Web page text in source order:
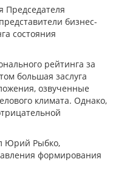
Председателя
бизнес-
состояния
рейтинга за
большая заслуга
озвученные
климата. Однако,
Юрий Рыбко,
формирования